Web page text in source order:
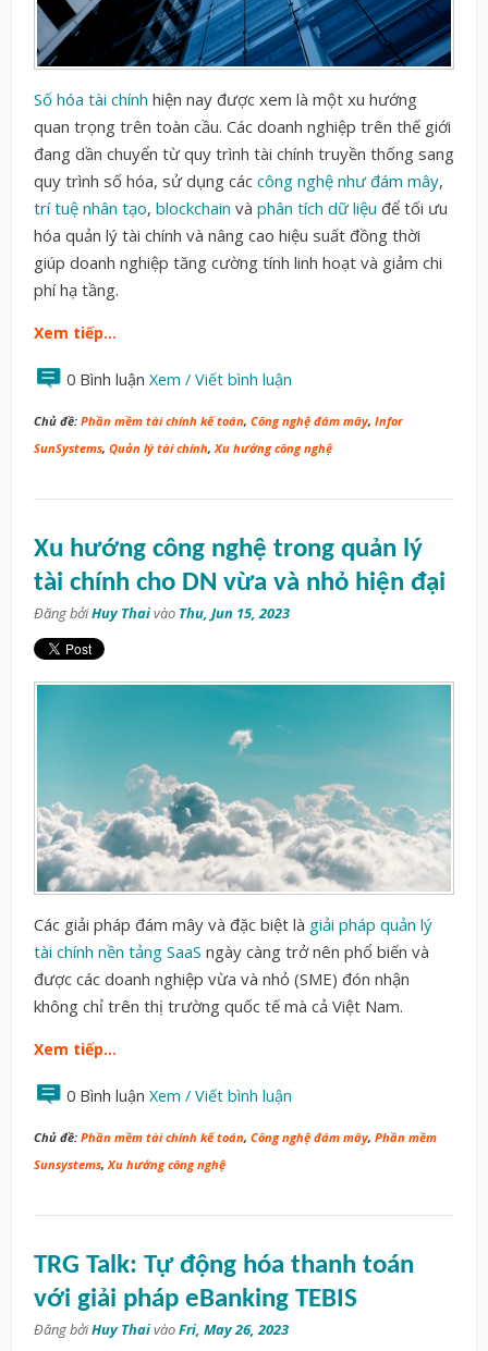
Số hóa tài chính hiện nay được xem là một xu hướng
quan trọng trên toàn cầu. Các doanh nghiệp trên thế giới
đang dần chuyển từ quy trình tài chính truyền thống sang
quy trình số hóa, sử dụng các công nghệ như đám mây,
trí tuệ nhân tạo, blockchain và phân tích dữ liệu để tối ưu
hóa quản lý tài chính và nâng cao hiệu suất đồng thời
giúp doanh nghiệp tăng cường tính linh hoạt và giảm chi
phí hạ tầng.
Xem tiếp…
0 Bình luận Xem / Viết bình luận
Chủ đề: Phần mềm tài chính kế toán, Công nghệ đám mây, Infor
SunSystems, Quản lý tài chính, Xu hướng công nghệ
Xu hướng công nghệ trong quản lý
tài chính cho DN vừa và nhỏ hiện đại
Đăng bởiHuy Thaivào Thu, Jun 15, 2023
Các giải pháp đám mây và đặc biệt là giải pháp quản lý
tài chính nền tảng SaaS ngày càng trở nên phổ biến và
được các doanh nghiệp vừa và nhỏ (SME) đón nhận
không chỉ trên thị trường quốc tế mà cả Việt Nam.
Xem tiếp…
0 Bình luận Xem / Viết bình luận
Chủ đề: Phần mềm tài chính kế toán, Công nghệ đám mây, Phần mềm
Sunsystems, Xu hướng công nghệ
TRG Talk: Tự động hóa thanh toán
với giải pháp eBanking TEBIS
Đăng bởiHuy ThaivàoFri, May 26, 2023